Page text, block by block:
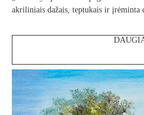
akriliniais dažais, teptukais ir įrėminta